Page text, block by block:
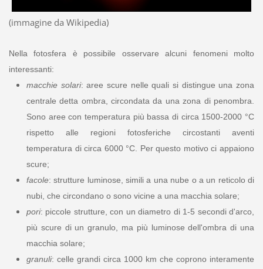
(immagine da Wikipedia)
Nella fotosfera è possibile osservare alcuni fenomeni molto
interessanti:
macchie solari: aree scure nelle quali si distingue una zona
centrale detta ombra, circondata da una zona di penombra.
Sono aree con temperatura più bassa di circa 1500-2000 °C
rispetto alle regioni fotosferiche circostanti aventi
temperatura di circa 6000 °C. Per questo motivo ci appaiono
scure;
facole: strutture luminose, simili a una nube o a un reticolo di
nubi, che circondano o sono vicine a una macchia solare;
pori: piccole strutture, con un diametro di 1-5 secondi d'arco,
più scure di un granulo, ma più luminose dell'ombra di una
macchia solare;
granuli: celle grandi circa 1000 km che coprono interamente